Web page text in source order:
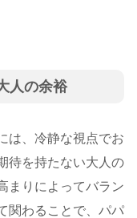
人の余裕
は、冷静な視点でお
待を持たない大人の
まりによってバラン
関わることで、パパ